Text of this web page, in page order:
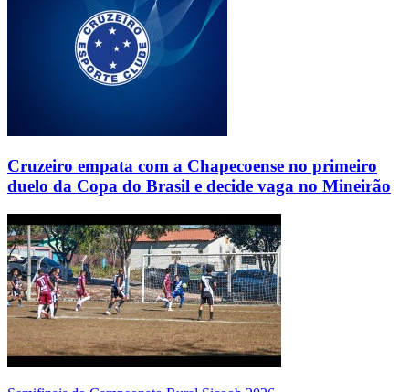
Cruzeiro empata com a Chapecoense no primeiro
duelo da Copa do Brasil e decide vaga no Mineirão